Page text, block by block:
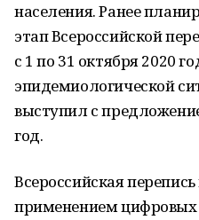
населения. Ранее
этап Всероссийской
с 1 по 31 октября 2020
эпидемиологической
выступил с
год.
Всероссийская
применением